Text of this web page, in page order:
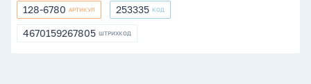
128-
6780
128-6780 АРТИКУЛ 253335
253335 КОД
4670159267805
4670159267805 ШТРИХКОД